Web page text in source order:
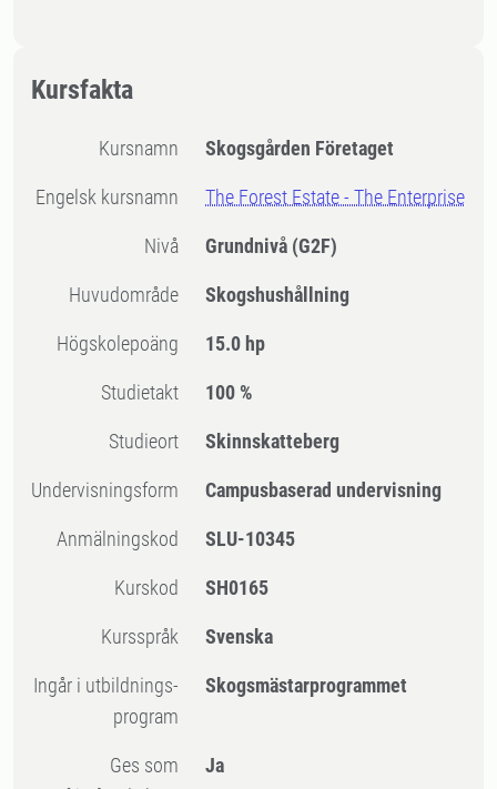
Kursfakta
Kursnamn Skogsgården Företaget
Engelsk kursnamn The Forest Estate - The Enterprise
Nivå Grundnivå (G2F)
Huvudområde Skogshushållning
högskolepoäng 15.0 hp
Studietakt 100 %
Studieort Skinnskatteberg
Undervisningsform Campusbaserad undervisning
Anmälningskod SLU-10345
Kurskod SH0165
Kursspråk Svenska
Ingår i utbildnings-
program
Skogsmästarprogrammet
Ges som
Ja